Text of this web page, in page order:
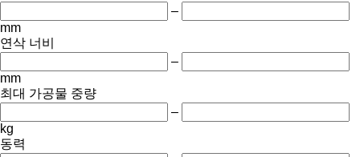
–
mm
연삭 너비
–
mm
최대 가공물 중량
–
kg
동력